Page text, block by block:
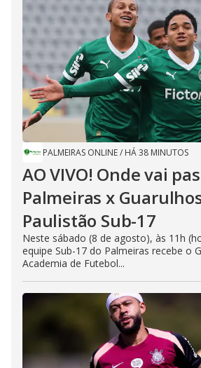
PALMEIRAS ONLINE/ HÁ 38 MINUTOS
AO VIVO! Onde vai
Palmeiras x
Paulistão Sub-17
Neste sábado (8 de agosto), às 11h
equipe Sub-17 do Palmeiras recebe o
Academia de Futebol...